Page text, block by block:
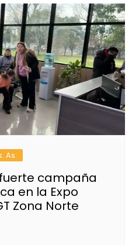
As.
campaña
en la Expo
Zona Norte